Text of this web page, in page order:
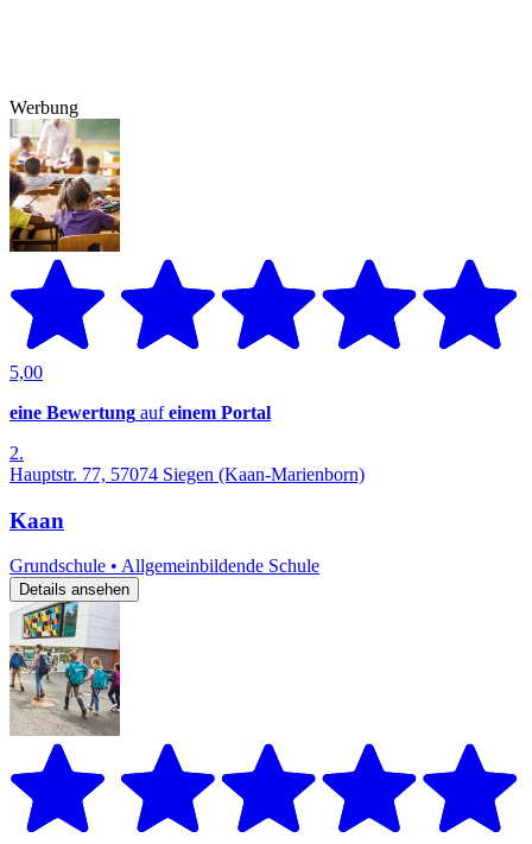
Werbung
5,00
eine Bewertung aufeinem Portal
2.
Hauptstr. 77, 57074 Siegen (Kaan-Marienborn)
Kaan
Grundschule • Allgemeinbildende Schule
Details ansehen